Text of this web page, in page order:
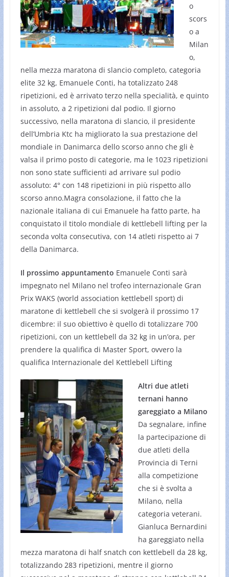
o
scors
o a
Milan
o,
nella mezza maratona di slancio completo, categoria
elite 32 kg, Emanuele Conti, ha totalizzato 248
ripetizioni, ed è arrivato terzo nella specialità, e quinto
in assoluto, a 2 ripetizioni dal podio. Il giorno
successivo, nella maratona di slancio, il presidente
dell’Umbria Ktc ha migliorato la sua prestazione del
mondiale in Danimarca dello scorso anno che gli è
valsa il primo posto di categorie, ma le 1023 ripetizioni
non sono state sufficienti ad arrivare sul podio
assoluto: 4° con 148 ripetizioni in più rispetto allo
scorso anno.Magra consolazione, il fatto che la
nazionale italiana di cui Emanuele ha fatto parte, ha
conquistato il titolo mondiale di kettlebell lifting per la
seconda volta consecutiva, con 14 atleti rispetto ai 7
della Danimarca.
Il prossimo appuntamento Emanuele Conti sarà
impegnato nel Milano nel trofeo internazionale Gran
Prix WAKS (world association kettlebell sport) di
maratone di kettlebell che si svolgerà il prossimo 17
dicembre: il suo obiettivo è quello di totalizzare 700
ripetizioni, con un kettlebell da 32 kg in un’ora, per
prendere la qualifica di Master Sport, ovvero la
qualifica Internazionale del Kettlebell Lifting
Altri due atleti
ternani hanno
gareggiato a Milano
Da segnalare, infine
la partecipazione di
due atleti della
Provincia di Terni
alla competizione
che si è svolta a
Milano, nella
categoria veterani.
Gianluca Bernardini
ha gareggiato nella
mezza maratona di half snatch con kettlebell da 28 kg,
totalizzando 283 ripetizioni, mentre il giorno